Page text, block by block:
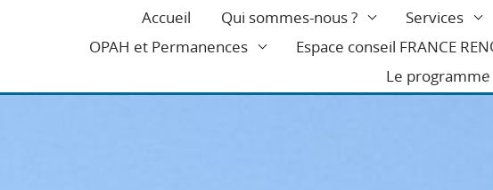
Accueil Qui sommes-nous ? Services
OPAH et Permanences
Espace conseil FRANCE
Le programme